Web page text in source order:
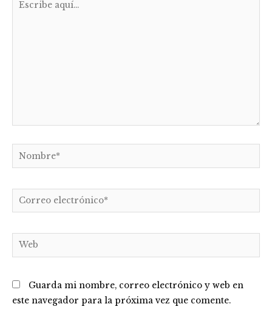
Nombre*
Correo
electrónico*
Web
Guarda mi nombre, correo electrónico y web en
este navegador para la próxima vez que comente.